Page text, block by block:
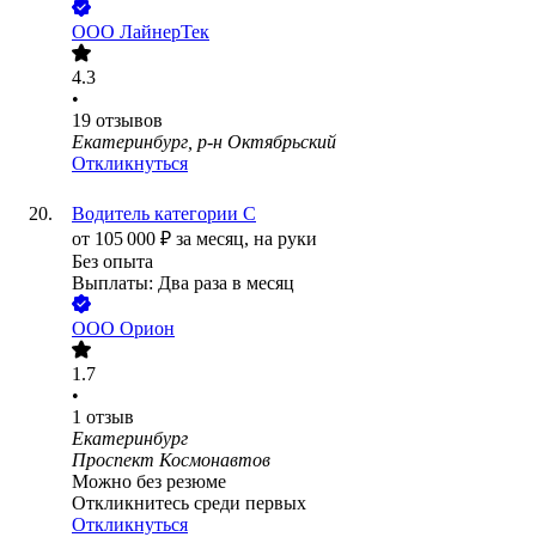
ООО ЛайнерТек
4.3
•
19 отзывов
Екатеринбург, р-н Октябрьский
Откликнуться
Водитель категории С
от 105 000 ₽ за месяц, на руки
Без опыта
Выплаты: Два раза в месяц
ООО Орион
1.7
•
1 отзыв
Екатеринбург
Проспект Космонавтов
Можно без резюме
Откликнитесь среди первых
Откликнуться